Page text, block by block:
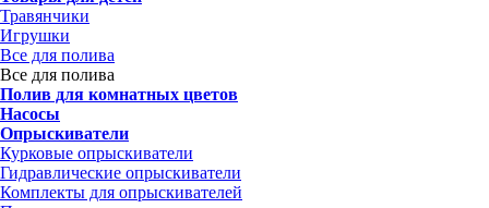
Травянчики
Игрушки
Все для полива
Все для полива
Полив для комнатных цветов
Насосы
Опрыскиватели
Курковые опрыскиватели
Гидравлические опрыскиватели
Комплекты для опрыскивателей